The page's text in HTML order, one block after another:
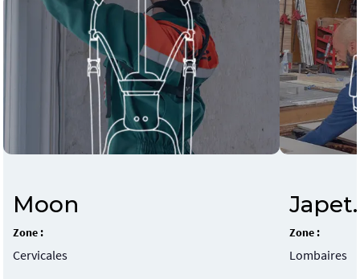
Moon
Zone :
Cervicales
Zone :
Lombaires